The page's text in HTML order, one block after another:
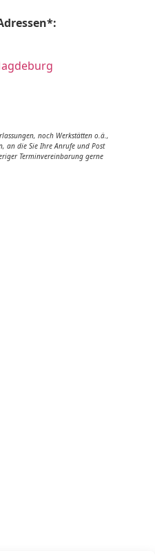
noch Werkstätten o.ä.,
an die Sie Ihre Anrufe und Post
Terminvereinbarung gerne